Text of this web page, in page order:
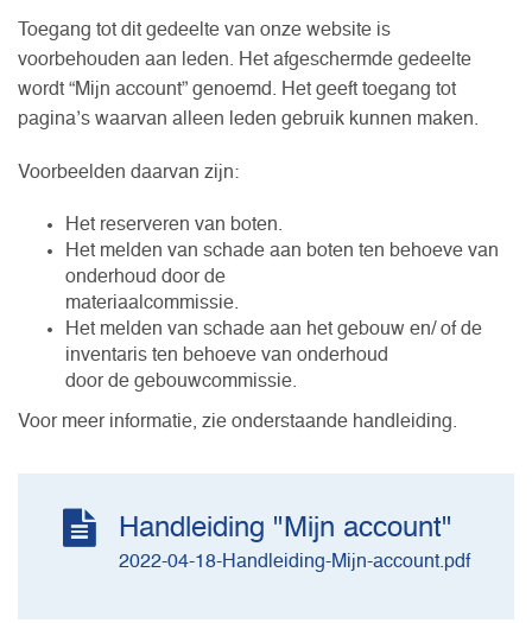
Toegang tot dit gedeelte van onze website is
voorbehouden aan leden. Het afgeschermde gedeelte
wordt “Mijn account” genoemd. Het geeft toegang tot
pagina’s waarvan alleen leden gebruik kunnen maken.
Voorbeelden daarvan zijn:
Het reserveren van boten.
Het melden van schade aan boten ten behoeve van
onderhoud door de
materiaalcommissie.
Het melden van schade aan het gebouw en/ of de
inventaris ten behoeve van onderhoud
door de gebouwcommissie.
Voor meer informatie, zie onderstaande handleiding.
Handleiding "Mijn account"
2022-04-18-Handleiding-Mijn-account.pdf